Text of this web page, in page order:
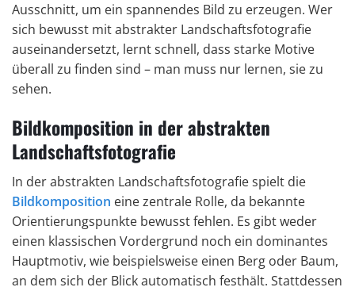
Ausschnitt, um ein spannendes Bild zu erzeugen. Wer
sich bewusst mit abstrakter Landschaftsfotografie
auseinandersetzt, lernt schnell, dass starke Motive
überall zu finden sind – man muss nur lernen, sie zu
sehen.
Bildkomposition in der abstrakten
Landschaftsfotografie
In der abstrakten Landschaftsfotografie spielt die
Bildkomposition eine zentrale Rolle, da bekannte
Orientierungspunkte bewusst fehlen. Es gibt weder
einen klassischen Vordergrund noch ein dominantes
Hauptmotiv, wie beispielsweise einen Berg oder Baum,
an dem sich der Blick automatisch festhält. Stattdessen